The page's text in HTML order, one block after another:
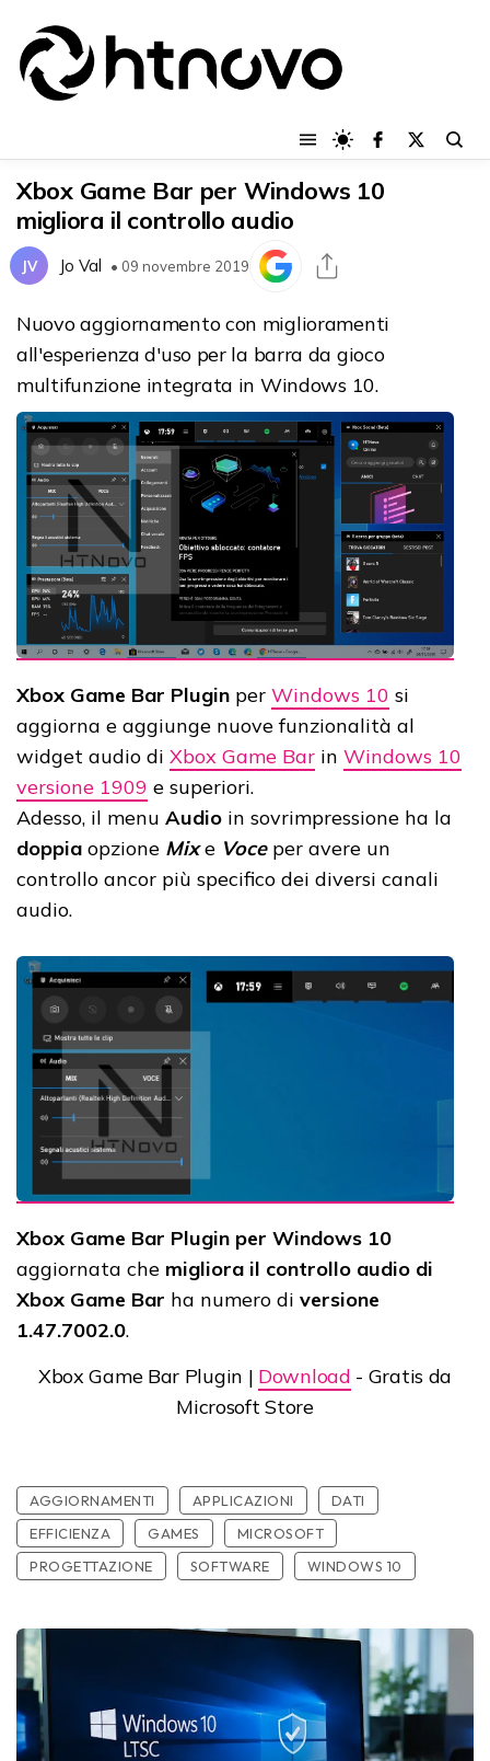
Xbox Game Bar per Windows 10
migliora il controllo audio
JV Jo Val • 09 novembre 2019
Nuovo aggiornamento con miglioramenti
all'esperienza d'uso per la barra da gioco
multifunzione integrata in Windows 10.
Xbox Game Bar Plugin per Windows 10 si
aggiorna e aggiunge nuove funzionalità al
widget audio di Xbox Game Bar in Windows 10
versione 1909 e superiori.
Adesso, il menu Audio in sovrimpressione ha la
doppia opzione Mixe Voceper avere un
controllo ancor più specifico dei diversi canali
audio.
Xbox Game Bar Plugin per Windows 10
aggiornata che migliora il controllo audio di
Xbox Game Bar ha numero di versione
1.47.7002.0.
Xbox Game Bar Plugin | Download - Gratis da
Microsoft Store
AGGIORNAMENTI APPLICAZIONI
DATI
EFFICIENZA
GAMES
MICROSOFT
PROGETTAZIONE
SOFTWARE WINDOWS 10